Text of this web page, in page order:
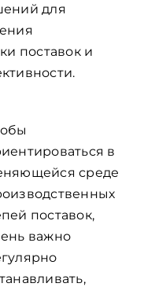
для
поставок и
в
среде
поставок,
важно